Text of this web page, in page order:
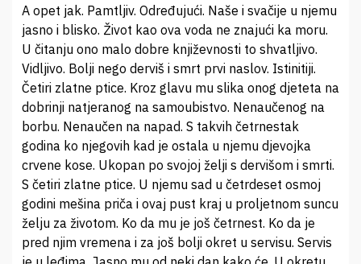
A opet jak. Pamtljiv. Određujući. Naše i svačije u njemu
jasno i blisko. Život kao ova voda ne znajući ka moru.
U čitanju ono malo dobre književnosti to shvatljivo.
Vidljivo. Bolji nego derviš i smrt prvi naslov. Istinitiji.
Četiri zlatne ptice. Kroz glavu mu slika onog djeteta na
dobrinji natjeranog na samoubistvo. Nenaučenog na
borbu. Nenaučen na napad. S takvih četrnestak
godina ko njegovih kad je ostala u njemu djevojka
crvene kose. Ukopan po svojoj želji s dervišom i smrti.
S četiri zlatne ptice. U njemu sad u četrdeset osmoj
godini mešina priča i ovaj pust kraj u proljetnom suncu
želju za životom. Ko da mu je još četrnest. Ko da je
pred njim vremena i za još bolji okret u servisu. Servis